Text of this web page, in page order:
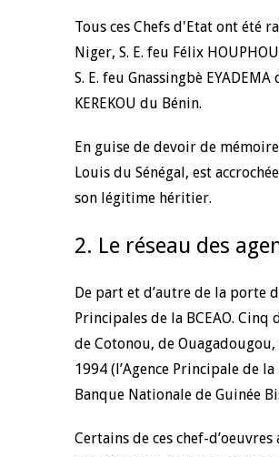
Tous ces Chefs d'Etat ont été
Niger, S. E. feu Félix
S. E. feu Gnassingbè
KEREKOU du Bénin.
En guise de devoir de
Louis du Sénégal, est
son légitime héritier.
2. Le réseau des
De part et d’autre de la porte
Principales de la BCEAO. Cinq
de Cotonou, de Ouagadougou,
1994 (l’Agence Principale de
Banque Nationale de Guinée
Certains de ces chef-